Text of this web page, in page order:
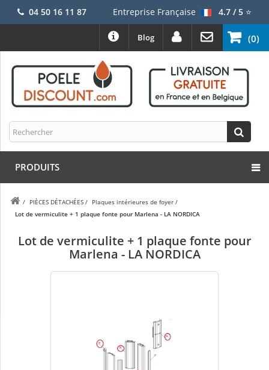
04 50 16 11 87 Entreprise Française 4.7 / 5⭐
(0)
Blog
PRODUITS
/ PIÈCES DÉTACHÉES / Plaques intérieures de foyer /
Lot de vermiculite + 1 plaque fonte pour Marlena - LA NORDICA
Lot de vermiculite + 1 plaque fonte pour
Marlena - LA NORDICA